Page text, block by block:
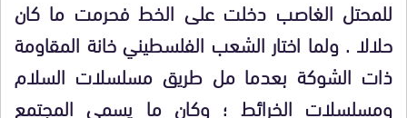
للمحتل الغاصب دخلت على الخط فحرمت ما كان
حلالا . ولما اختار الشعب الفلسطيني خانة المقاومة
ذات الشوكة بعدما مل طريق مسلسلات السلام
ومسلسلات الخرائط ؛ وكان ما يسمى المجتمع